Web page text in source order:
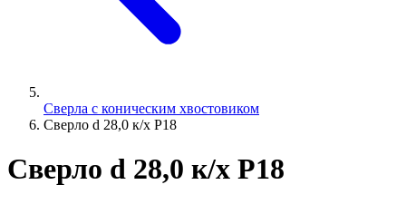
Сверла с коническим хвостовиком
Сверло d 28,0 к/х Р18
Сверло d 28,0 к/х Р18